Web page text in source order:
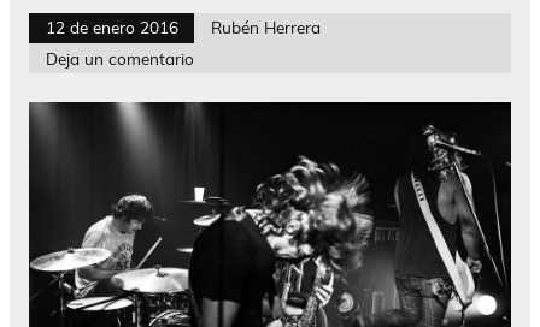
12 de enero 2016
Rubén Herrera
Deja un comentario